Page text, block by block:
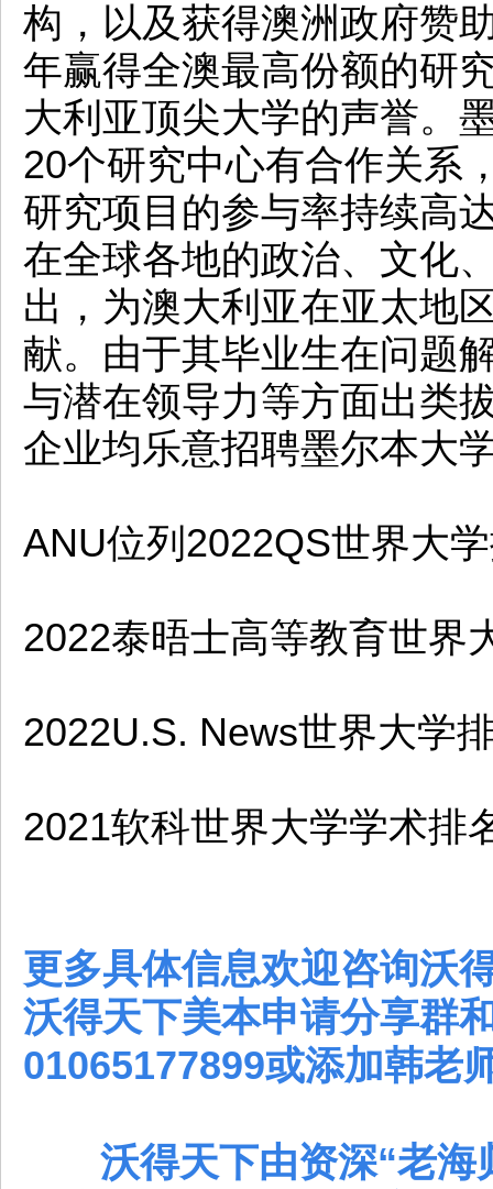
构，以及获得澳洲政府赞
年赢得全澳最高份额的研
大利亚顶尖大学的声誉。
20个研究中心有合作关系
研究项目的参与率持续高
在全球各地的政治、文化
出，为澳大利亚在亚太地
献。由于其毕业生在问题
与潜在领导力等方面出类
企业均乐意招聘墨尔本大
ANU位列2022QS世界大
2022泰晤士高等教育世界
2022U.S. News世界大学
2021软科世界大学学术排
更多具体信息欢迎咨询沃
沃得天下美本申请分享群
01065177899或添加韩老
沃得天下由资深“老海